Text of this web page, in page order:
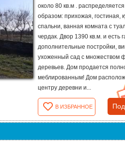
около 80 кв.м .
образом: прихожая, гостиная,
спальни, ванная комната с
чердак. Двор 1390 кв.м. и есть
дополнительные постройки,
ухоженный сад с множеством
деревьев. Дом продается
меблированным! Дом
центру деревни и...
В ИЗБРАННОЕ